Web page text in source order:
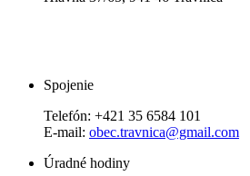
Spojenie
Telefón: +421 35 6584 101
E-mail: obec.travnica@gmail.com
Úradné hodiny